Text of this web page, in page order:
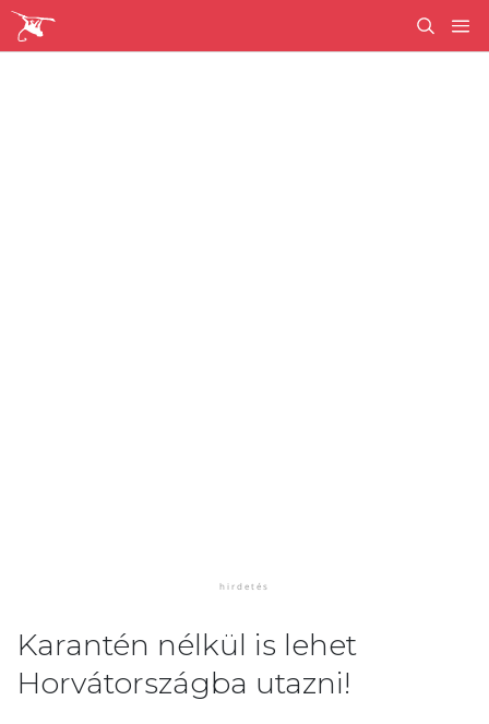
Karantén nélkül is lehet
Horvátországba utazni!